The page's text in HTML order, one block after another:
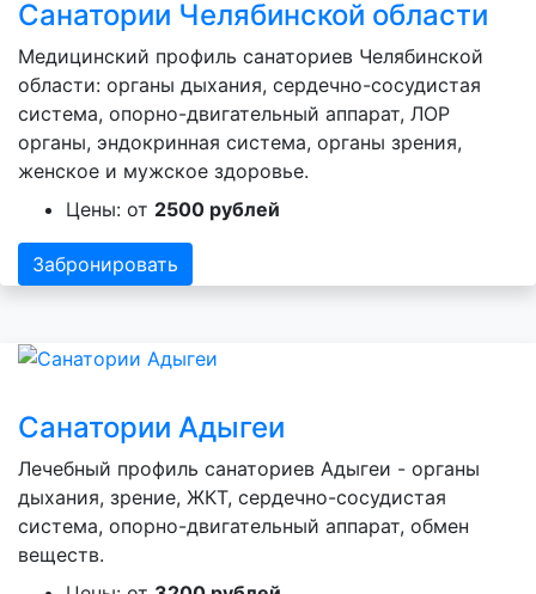
Санатории Челябинской области
Медицинский профиль санаториев Челябинской
области: органы дыхания, сердечно-сосудистая
система, опорно-двигательный аппарат, ЛОР
органы, эндокринная система, органы зрения,
женское и мужское здоровье.
Цены: от 2500 рублей
Забронировать
Санатории Адыгеи
Лечебный профиль санаториев Адыгеи - органы
дыхания, зрение, ЖКТ, сердечно-сосудистая
система, опорно-двигательный аппарат, обмен
веществ.